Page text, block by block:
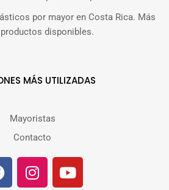
por mayor en Costa Rica. Más
disponibles.
MÁS UTILIZADAS
Mayoristas
Contacto